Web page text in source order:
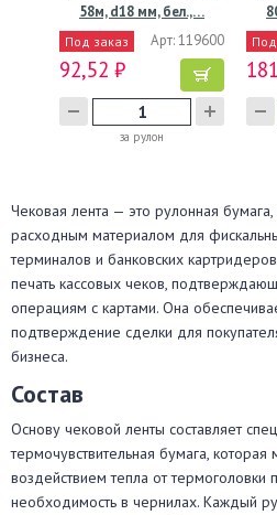
58м, d18 мм, бел.,…
Под заказ Арт: 119600
92,52 ₽
за рулон
Чековая лента — это рулонная
расходным материалом для
терминалов и банковских
печать кассовых чеков,
операциям с картами. Она
подтверждение сделки для
бизнеса.
Состав
Основу чековой ленты составляет
термочувствительная бумага,
воздействием тепла от термоголовки
необходимость в чернилах. Каждый